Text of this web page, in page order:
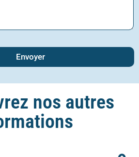
Envoyer
nos autres